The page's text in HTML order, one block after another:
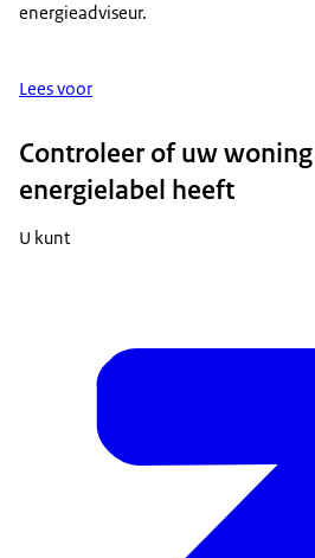
energieadviseur.
Lees voor
Controleer of uw
energielabel heeft
U kunt